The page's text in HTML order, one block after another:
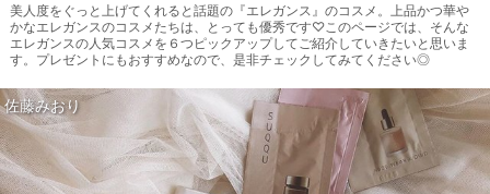
美人度をぐっと上げてくれると話題の『エレガンス』のコスメ。上品かつ華や
かなエレガンスのコスメたちは、とっても優秀です♡このページでは、そんな
エレガンスの人気コスメを６つピックアップしてご紹介していきたいと思いま
す。プレゼントにもおすすめなので、是非チェックしてみてください◎
佐藤みおり